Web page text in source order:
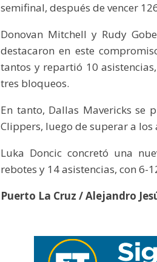
semifinal, después de vencer
Donovan Mitchell y Rudy
destacaron en este
tantos y repartió 10
tres bloqueos.
En tanto, Dallas Mavericks se
Clippers, luego de superar a
Luka Doncic concretó una
rebotes y 14 asistencias, con 6-
Puerto La Cruz / Alejandro